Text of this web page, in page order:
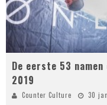
De eerste 53
2019
Counter Culture 30